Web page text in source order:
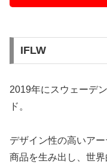
IFLW
2019年にスウェーデ
ド。
デザイン性の高いア
商品を生み出し、世界